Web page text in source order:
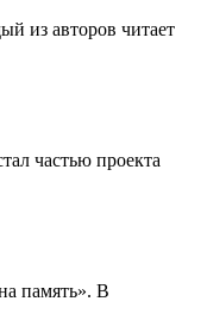
из авторов читает
частью проекта
память». В